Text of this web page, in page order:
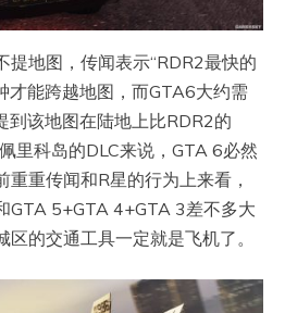
提地图，传闻表示“RDR2最快的
能跨越地图，而GTA6大约需
该地图在陆地上比RDR2的
里科岛的DLC来说，GTA 6必然
重传闻和R星的行为上来看，
GTA 5+GTA 4+GTA 3差不多大
的交通工具一定就是飞机了。